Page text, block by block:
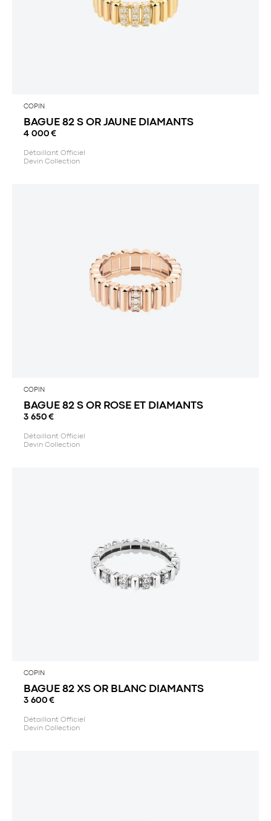
COPIN
BAGUE 82 S OR JAUNE DIAMANTS
4 000 €
Détaillant Officiel
Devin Collection
COPIN
BAGUE 82 S OR ROSE ET DIAMANTS
3 650 €
Détaillant Officiel
Devin Collection
COPIN
BAGUE 82 XS OR BLANC DIAMANTS
3 600 €
Détaillant Officiel
Devin Collection